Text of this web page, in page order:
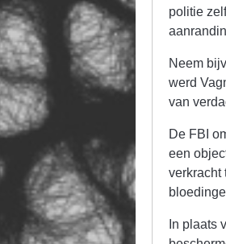
politie
Neem
werd
van
De FBI
een
verkracht
In plaats